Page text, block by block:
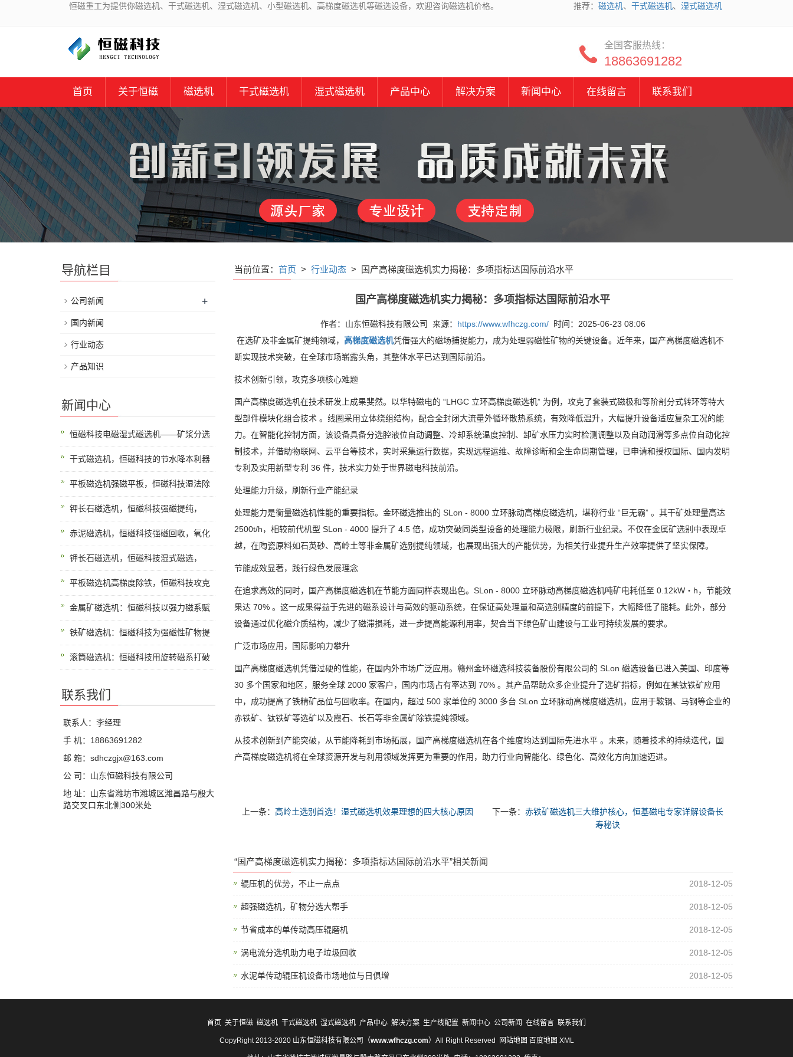
恒磁重工为提供你磁选机、干式磁选机、湿式磁选机、小型磁选机、高梯度磁选机等磁选设备，欢迎咨询磁选机价格。 推荐： 磁选机、 干式磁选机、 湿式磁选机
全国客服热线：
18863691282
首页 关于恒磁 磁选机 干式磁选机 湿式磁选机 产品中心 解决方案 新闻中心 在线留言 联系我们
当前位置： 首页 > 行业动态> 国产高梯度磁选机实力揭秘：多项指标达国际前沿水平
国产高梯度磁选机实力揭秘：多项指标达国际前沿水平
作者：山东恒磁科技有限公司 来源： https://www.wfhczg.com/时间：2025-06-23 08:06
在选矿及非金属矿提纯领域， 高梯度磁选机凭借强大的磁场捕捉能力，成为处理弱磁性矿物的关键设备。近年来，国产高梯度磁选机不
断实现技术突破，在全球市场崭露头角，其整体水平已达到国际前沿。
技术创新引领，攻克多项核心难题
国产高梯度磁选机在技术研发上成果斐然。以华特磁电的 “LHGC 立环高梯度磁选机” 为例，攻克了套装式磁极和等阶剖分式转环等特大
型部件模块化组合技术 。线圈采用立体绕组结构，配合全封闭大流量外循环散热系统，有效降低温升，大幅提升设备适应复杂工况的能
力。在智能化控制方面，该设备具备分选腔液位自动调整、冷却系统温度控制、卸矿水压力实时检测调整以及自动润滑等多点位自动化控
制技术，并借助物联网、云平台等技术，实时采集运行数据，实现远程运维、故障诊断和全生命周期管理，已申请和授权国际、国内发明
专利及实用新型专利 36 件，技术实力处于世界磁电科技前沿。
处理能力升级，刷新行业产能纪录
处理能力是衡量磁选机性能的重要指标。金环磁选推出的 SLon - 8000 立环脉动高梯度磁选机，堪称行业 “ 巨无霸” 。其干矿处理量高达
2500t/h，相较前代机型 SLon - 4000 提升了 4.5 倍，成功突破同类型设备的处理能力极限，刷新行业纪录。不仅在金属矿选别中表现卓
越，在陶瓷原料如石英砂、高岭土等非金属矿选别提纯领域，也展现出强大的产能优势，为相关行业提升生产效率提供了坚实保障。
节能成效显著，践行绿色发展理念
在追求高效的同时，国产高梯度磁选机在节能方面同样表现出色。 SLon - 8000 立环脉动高梯度磁选机吨矿电耗低至 0.12kW・ h，节能效
果达70% 。这一成果得益于先进的磁系设计与高效的驱动系统，在保证高处理量和高选别精度的前提下，大幅降低了能耗。此外，部分
设备通过优化磁介质结构，减少了磁滞损耗，进一步提高能源利用率，契合当下绿色矿山建设与工业可持续发展的要求。
广泛市场应用，国际影响力攀升
国产高梯度磁选机凭借过硬的性能，在国内外市场广泛应用。赣州金环磁选科技装备股份有限公司的 SLon 磁选设备已进入美国、印度等
30 多个国家和地区，服务全球2000 家客户，国内市场占有率达到 70% 。其产品帮助众多企业提升了选矿指标，例如在某钛铁矿应用
中，成功提高了铁精矿品位与回收率。在国内，超过 500 家单位的 3000 多台 SLon 立环脉动高梯度磁选机，应用于鞍钢、马钢等企业的
赤铁矿、钛铁矿等选矿以及霞石、长石等非金属矿除铁提纯领域。
从技术创新到产能突破，从节能降耗到市场拓展，国产高梯度磁选机在各个维度均达到国际先进水平 。未来，随着技术的持续迭代，国
产高梯度磁选机将在全球资源开发与利用领域发挥更为重要的作用，助力行业向智能化、绿色化、高效化方向加速迈进。
上一条：高岭土选别首选！湿式磁选机效果理想的四大核心原因 下一条：赤铁矿磁选机三大维护核心，恒基磁电专家详解设备长
寿秘诀
“国产高梯度磁选机实力揭秘：多项指标达国际前沿水平”相关新闻
辊压机的优势，不止一点点 2018-12-05
超强磁选机，矿物分选大帮手 2018-12-05
节省成本的单传动高压辊磨机 2018-12-05
涡电流分选机助力电子垃圾回收 2018-12-05
水泥单传动辊压机设备市场地位与日俱增 2018-12-05
导航栏目
公司新闻 +
国内新闻
行业动态
产品知识
新闻中心
恒磁科技电磁湿式磁选机——矿浆分选
干式磁选机，恒磁科技的节水降本利器
平板磁选机强磁平板，恒磁科技湿法除
钾长石磁选机，恒磁科技强磁提纯，
赤泥磁选机，恒磁科技强磁回收，氧化
钾长石磁选机，恒磁科技湿式磁选，
平板磁选机高梯度除铁，恒磁科技攻克
金属矿磁选机：恒磁科技以强力磁系赋
铁矿磁选机：恒磁科技为强磁性矿物提
滚筒磁选机：恒磁科技用旋转磁系打破
联系我们
联系人：李经理
手 机：18863691282
邮 箱：sdhczgjx@163.com
公 司：山东恒磁科技有限公司
地 址：山东省潍坊市潍城区潍昌路与殷大
路交叉口东北侧300米处
首页 关于恒磁 磁选机 干式磁选机 湿式磁选机 产品中心 解决方案 生产线配置 新闻中心 公司新闻 在线留言 联系我们
CopyRight 2013-2020 山东恒磁科技有限公司（www.wfhczg.com）All Right Reserved 网站地图 百度地图 XML